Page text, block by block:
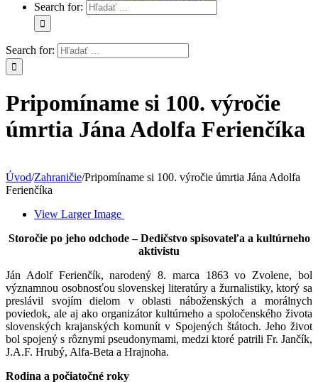
Search for:
Search for:
Pripomíname si 100. výročie
úmrtia Jána Adolfa Ferienčíka
Úvod/Zahraničie/Pripomíname si 100. výročie úmrtia Jána Adolfa
Ferienčíka
View Larger Image
Storočie po jeho odchode – Dedičstvo spisovateľa a kultúrneho
aktivistu
Ján Adolf Ferienčík, narodený 8. marca 1863 vo Zvolene, bol
významnou osobnosťou slovenskej literatúry a žurnalistiky, ktorý sa
preslávil svojím dielom v oblasti náboženských a morálnych
poviedok, ale aj ako organizátor kultúrneho a spoločenského života
slovenských krajanských komunít v Spojených štátoch. Jeho život
bol spojený s rôznymi pseudonymami, medzi ktoré patrili Fr. Jančík,
J.A.F. Hrubý, Alfa-Beta a Hrajnoha.
Rodina a počiatočné roky